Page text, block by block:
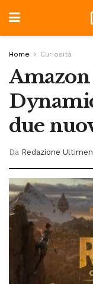
Home Curiosità
Amazon
due
Da Redazione